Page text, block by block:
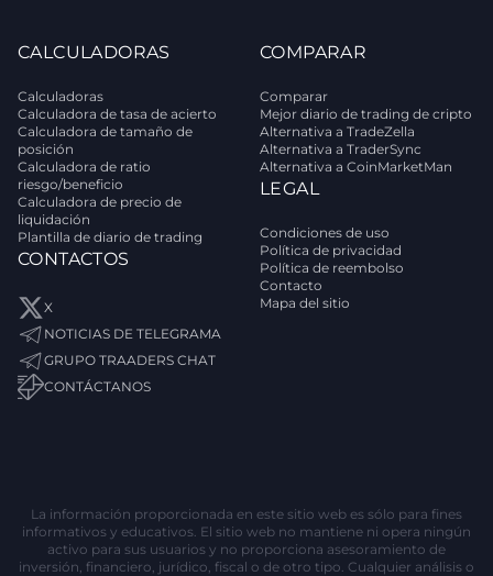
CALCULADORAS
Calculadoras
Calculadora de tasa de acierto
Calculadora de tamaño de
posición
Calculadora de ratio
riesgo/beneficio
Calculadora de precio de
liquidación
Plantilla de diario de trading
CONTACTOS
X
NOTICIAS DE TELEGRAMA
GRUPO TRAADERS CHAT
CONTÁCTANOS
COMPARAR
Comparar
Mejor diario de trading de cripto
Alternativa a TradeZella
Alternativa a TraderSync
Alternativa a CoinMarketMan
LEGAL
Condiciones de uso
Política de privacidad
Política de reembolso
Contacto
Mapa del sitio
La información proporcionada en este sitio web es sólo para fines
informativos y educativos. El sitio web no mantiene ni opera ningún
activo para sus usuarios y no proporciona asesoramiento de
inversión, financiero, jurídico, fiscal o de otro tipo. Cualquier análisis o